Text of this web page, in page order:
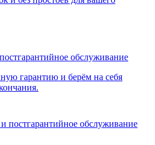
обслуживание
гарантию и берём на себя